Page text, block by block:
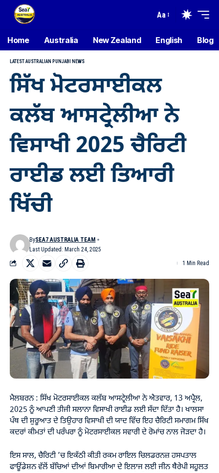
Aa
Home Australia New Zealand English Blog
LATEST AUSTRALIAN PUNJABI NEWS
ਸਿੱਖ ਮੋਟਰਸਾਈਕਲ
ਕਲੱਬ ਆਸਟ੍ਰੇਲੀਆ ਨੇ
ਵਿਸਾਖੀ 2025 ਚੈਰਿਟੀ
ਰਾਈਡ ਲਈ ਤਿਆਰੀ
ਖਿੱਚੀ
Last Updated: March 24, 2025
BySEA7 AUSTRALIA TEAM
1 Min Read
ਮੈਲਬਰਨ : ਸਿੱਖ ਮੋਟਰਸਾਈਕਲ ਕਲੱਬ ਆਸਟ੍ਰੇਲੀਆ ਨੇ ਐਤਵਾਰ, 13 ਅਪ੍ਰੈਲ,
2025 ਨੂੰ ਆਪਣੀ ਤੀਜੀ ਸਲਾਨਾ ਵਿਸਾਖੀ ਰਾਈਡ ਲਈ ਸੱਦਾ ਦਿੱਤਾ ਹੈ। ਖਾਲਸਾ
ਪੰਥ ਦੀ ਸ਼ੁਰੂਆਤ ਦੇ ਤਿਉਹਾਰ ਵਿਸਾਖੀ ਦੀ ਯਾਦ ਵਿੱਚ ਇਹ ਚੈਰਿਟੀ ਸਮਾਗਮ ਸਿੱਖ
ਕਦਰਾਂ ਕੀਮਤਾਂ ਦੀ ਪਰੰਪਰਾ ਨੂੰ ਮੋਟਰਸਾਈਕਲ ਸਵਾਰੀ ਦੇ ਰੋਮਾਂਚ ਨਾਲ ਜੋੜਦਾ ਹੈ।
ਇਸ ਸਾਲ, ਚੈਰਿਟੀ ’ਚ ਇਕੱਠੀ ਕੀਤੀ ਰਕਮ ਰਾਇਲ ਚਿਲਡਰਨਜ਼ ਹਸਪਤਾਲ
ਫਾਊਂਡੇਸ਼ਨ ਵੱਲੋਂ ਬੱਚਿਆਂ ਦੀਆਂ ਬਿਮਾਰੀਆ ਦੇ ਇਲਾਜ ਲਈ ਜੀਨ ਥੈਰੇਪੀ ਸਹੂਲਤ